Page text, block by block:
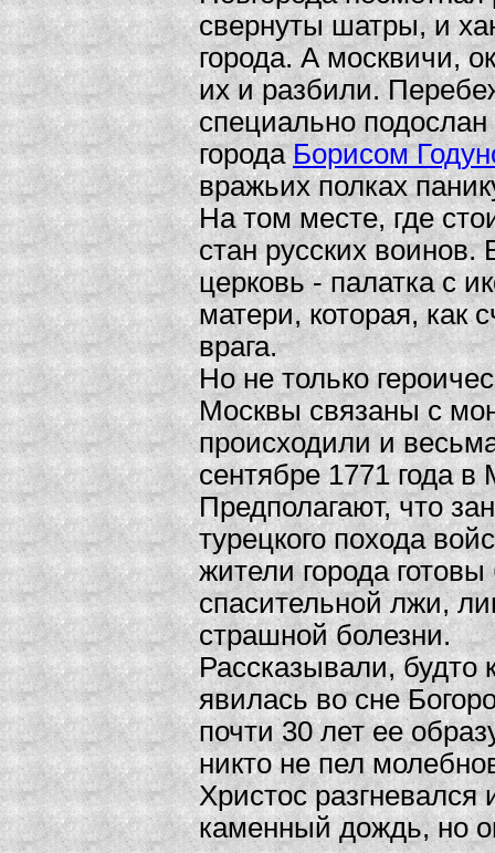
свернуты шатры, и
города. А москвичи,
их и разбили.
специально
городаБорисом
вражьих полках
На том месте, где
стан русских воинов.
церковь - палатка с
матери, которая, как
врага.
Но не только
Москвы связаны с
происходили и
сентябре 1771 года
Предполагают, что
турецкого похода
жители города
спасительной лжи,
страшной болезни.
Рассказывали,
явилась во сне
почти 30 лет ее
никто не пел
Христос разгневался
каменный дождь, но